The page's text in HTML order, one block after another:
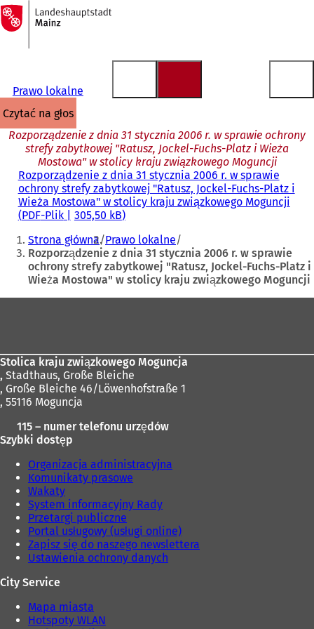
Przejdź do treści
Do
strony
głównej
Prawo lokalne
czytać na głos
Rozporządzenie z dnia 31 stycznia 2006 r. w sprawie ochrony
strefy zabytkowej "Ratusz, Jockel-Fuchs-Platz i Wieża
Mostowa" w stolicy kraju związkowego Moguncji
Rozporządzenie z dnia 31 stycznia 2006 r. w sprawie
ochrony strefy zabytkowej "Ratusz, Jockel-Fuchs-Platz i
Wieża Mostowa" w stolicy kraju związkowego Moguncji
PDF-Plik 305,50 kB
Jesteś
tutaj:
Strona główna Prawo lokalne
Rozporządzenie z dnia 31 stycznia 2006 r. w sprawie
ochrony strefy zabytkowej "Ratusz, Jockel-Fuchs-Platz i
Wieża Mostowa" w stolicy kraju związkowego Moguncji
Stolica kraju związkowego Moguncja
, Stadthaus, Große Bleiche
, Große Bleiche 46/Löwenhofstraße 1
, 55116 Moguncja
115 – numer telefonu urzędów
Szybki dostęp
Organizacja administracyjna
Komunikaty prasowe
Wakaty
System informacyjny Rady
Przetargi publiczne
Portal usługowy (usługi online)
Zapisz się do naszego newslettera
Ustawienia ochrony danych
City Service
Mapa miasta
Hotspoty WLAN